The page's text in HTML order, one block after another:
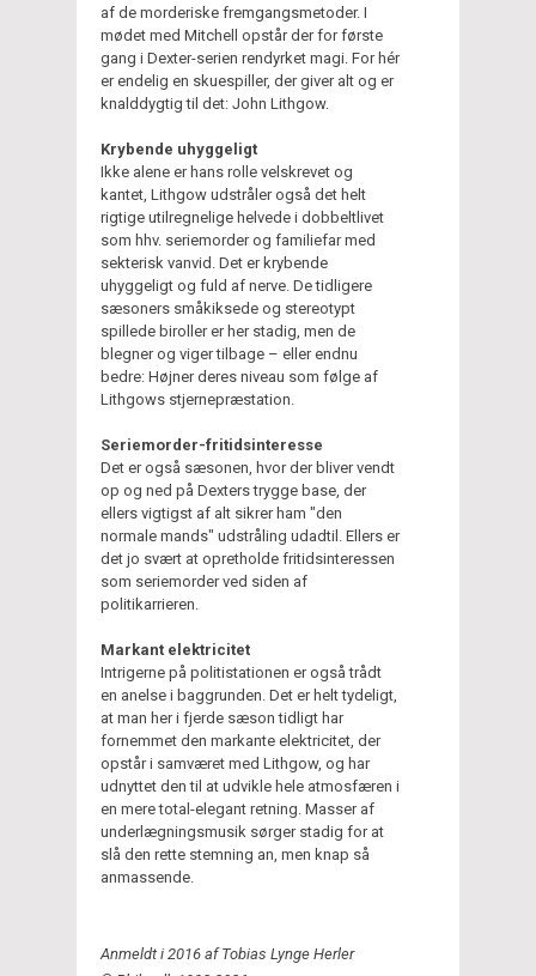
af de morderiske fremgangsmetoder. I
mødet med Mitchell opstår der for første
gang i Dexter-serien rendyrket magi. For hér
er endelig en skuespiller, der giver alt og er
knalddygtig til det: John Lithgow.
Krybende uhyggeligt
Ikke alene er hans rolle velskrevet og
kantet, Lithgow udstråler også det helt
rigtige utilregnelige helvede i dobbeltlivet
som hhv. seriemorder og familiefar med
sekterisk vanvid. Det er krybende
uhyggeligt og fuld af nerve. De tidligere
sæsoners småkiksede og stereotypt
spillede biroller er her stadig, men de
blegner og viger tilbage – eller endnu
bedre: Højner deres niveau som følge af
Lithgows stjernepræstation.
Seriemorder-fritidsinteresse
Det er også sæsonen, hvor der bliver vendt
op og ned på Dexters trygge base, der
ellers vigtigst af alt sikrer ham "den
normale mands" udstråling udadtil. Ellers er
det jo svært at opretholde fritidsinteressen
som seriemorder ved siden af
politikarrieren.
Markant elektricitet
Intrigerne på politistationen er også trådt
en anelse i baggrunden. Det er helt tydeligt,
at man her i fjerde sæson tidligt har
fornemmet den markante elektricitet, der
opstår i samværet med Lithgow, og har
udnyttet den til at udvikle hele atmosfæren i
en mere total-elegant retning. Masser af
underlægningsmusik sørger stadig for at
slå den rette stemning an, men knap så
anmassende.
Anmeldt i 2016 af Tobias Lynge Herler